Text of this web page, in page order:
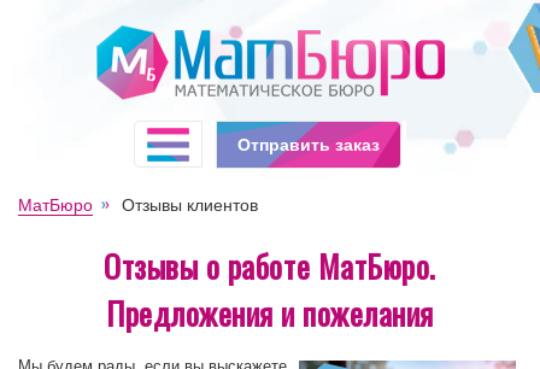
МатБюро Отзывы клиентов
Отзывы о работе МатБюро.
Предложения и пожелания
Отправить заказ